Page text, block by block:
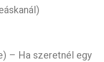
– Ha szeretnél egy